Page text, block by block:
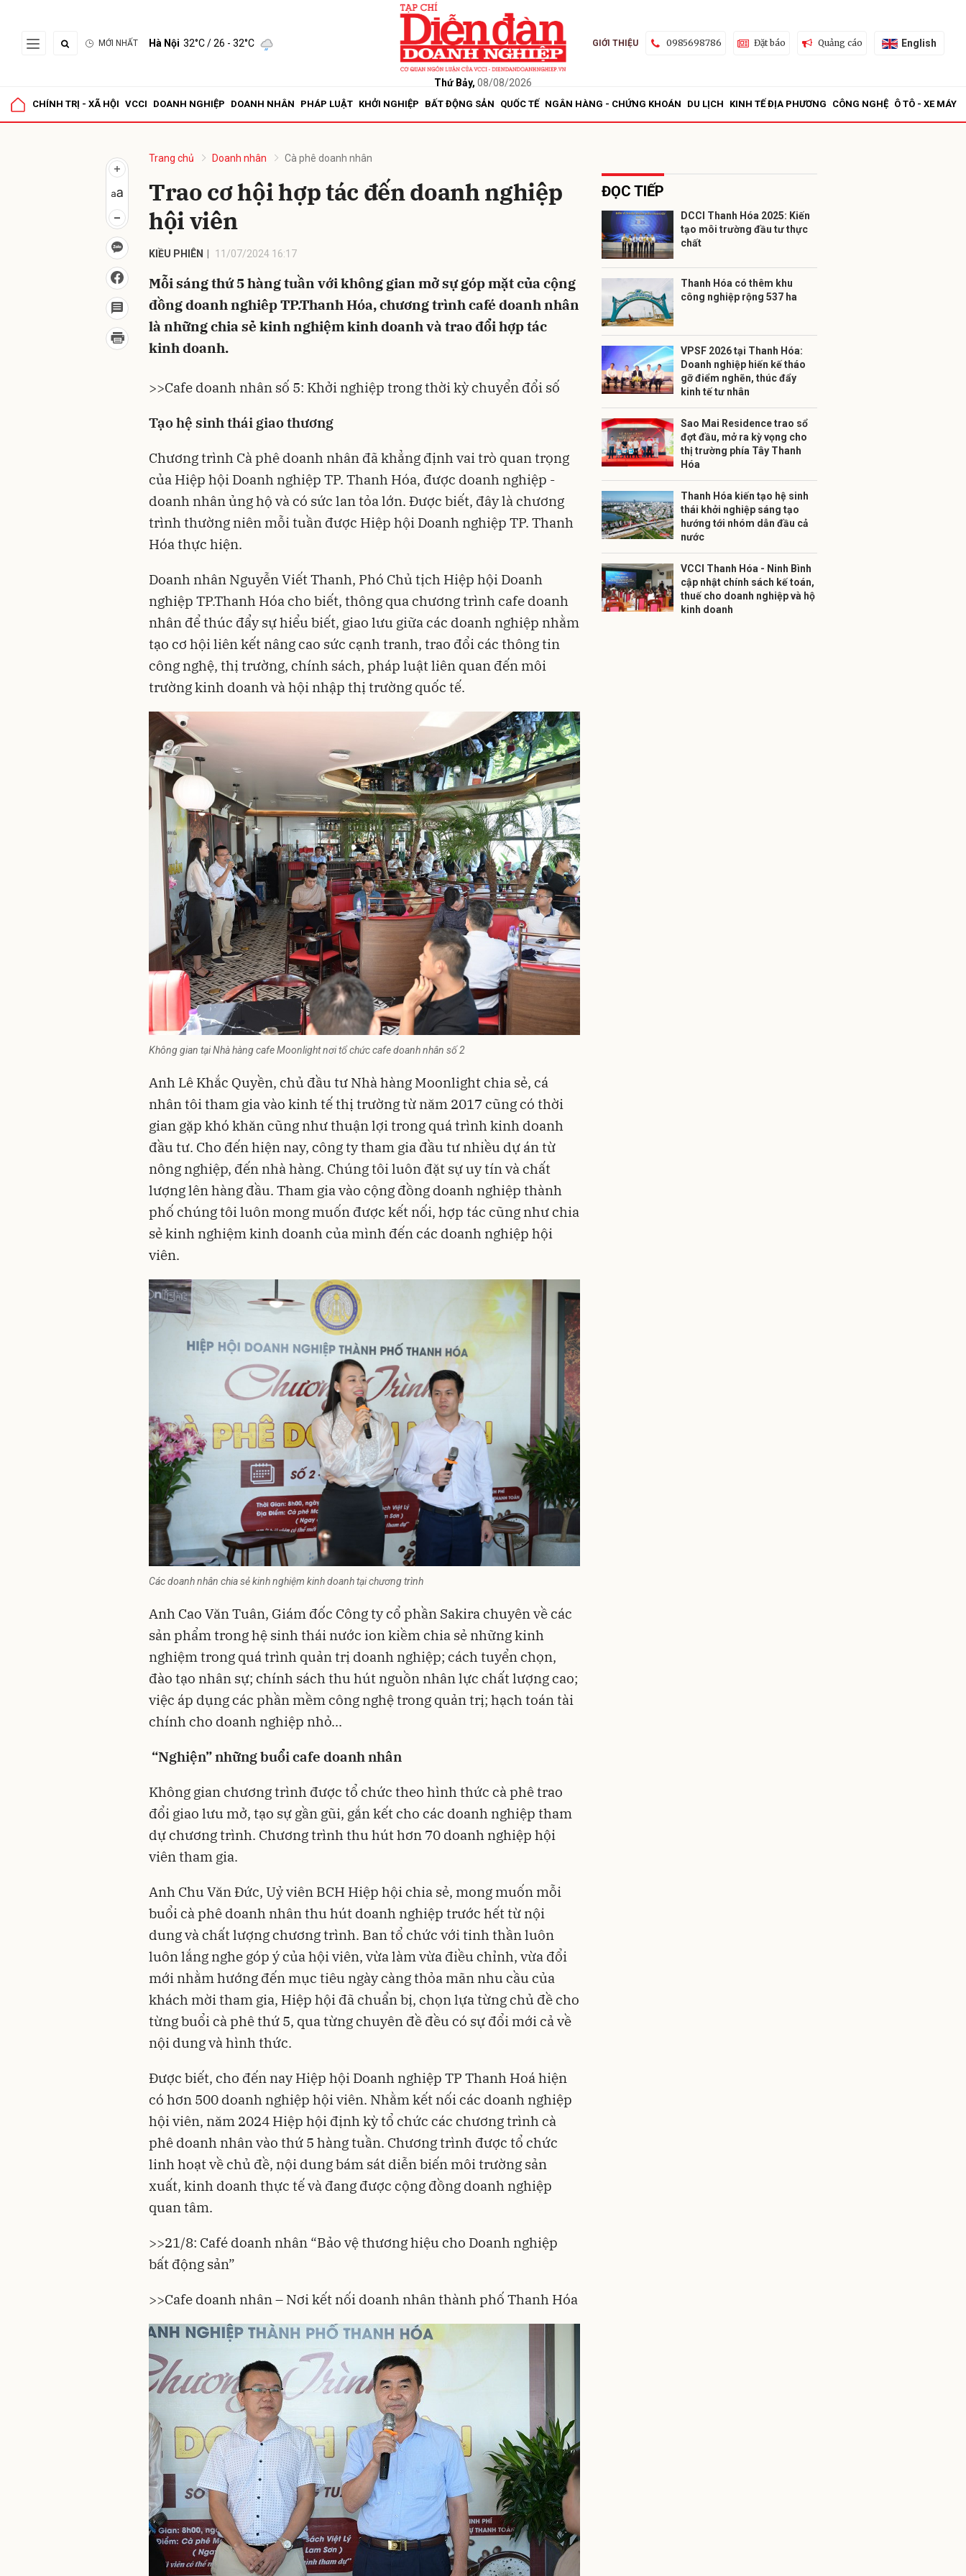
MỚI NHẤT Hà Nội 32°C/ 26 - 32°C
Thứ Bảy, 08/08/2026
GIỚI THIỆU 0985698786 Đặt báo Quảng cáo English
CHÍNH TRỊ - XÃ HỘI VCCI DOANH NGHIỆP DOANH NHÂN PHÁP LUẬT KHỞI NGHIỆP BẤT ĐỘNG SẢN QUỐC TẾ NGÂN HÀNG - CHỨNG KHOÁN DU LỊCH KINH TẾ ĐỊA PHƯƠNG CÔNG NGHỆ Ô TÔ - XE MÁY
Trang chủ Doanh nhân Cà phê doanh nhân
Trao cơ hội hợp tác đến doanh nghiệp
hội viên
KIỀU PHIÊN 11/07/2024 16:17
Mỗi sáng thứ 5 hàng tuần với không gian mở sự góp mặt của cộng
đồng doanh nghiêp TP.Thanh Hóa, chương trình café doanh nhân
là những chia sẻ kinh nghiệm kinh doanh và trao đổi hợp tác
kinh doanh.
>>Cafe doanh nhân số 5: Khởi nghiệp trong thời kỳ chuyển đổi số
Tạo hệ sinh thái giao thương
Chương trình Cà phê doanh nhân đã khẳng định vai trò quan trọng
của Hiệp hội Doanh nghiệp TP. Thanh Hóa, được doanh nghiệp -
doanh nhân ủng hộ và có sức lan tỏa lớn. Được biết, đây là chương
trình thường niên mỗi tuần được Hiệp hội Doanh nghiệp TP. Thanh
Hóa thực hiện.
Doanh nhân Nguyễn Viết Thanh, Phó Chủ tịch Hiệp hội Doanh
nghiệp TP.Thanh Hóa cho biết, thông qua chương trình cafe doanh
nhân để thúc đẩy sự hiểu biết, giao lưu giữa các doanh nghiệp nhằm
tạo cơ hội liên kết nâng cao sức cạnh tranh, trao đổi các thông tin
công nghệ, thị trường, chính sách, pháp luật liên quan đến môi
trường kinh doanh và hội nhập thị trường quốc tế.
Không gian tại Nhà hàng cafe Moonlight nơi tổ chức cafe doanh nhân số 2
Anh Lê Khắc Quyền, chủ đầu tư Nhà hàng Moonlight chia sẻ, cá
nhân tôi tham gia vào kinh tế thị trường từ năm 2017 cũng có thời
gian gặp khó khăn cũng như thuận lợi trong quá trình kinh doanh
đầu tư. Cho đến hiện nay, công ty tham gia đầu tư nhiều dự án từ
nông nghiệp, đến nhà hàng. Chúng tôi luôn đặt sự uy tín và chất
lượng lên hàng đầu. Tham gia vào cộng đồng doanh nghiệp thành
phố chúng tôi luôn mong muốn được kết nối, hợp tác cũng như chia
sẻ kinh nghiệm kinh doanh của mình đến các doanh nghiệp hội
viên.
Các doanh nhân chia sẻ kinh nghiệm kinh doanh tại chương trình
Anh Cao Văn Tuân, Giám đốc Công ty cổ phần Sakira chuyên về các
sản phẩm trong hệ sinh thái nước ion kiềm chia sẻ những kinh
nghiệm trong quá trình quản trị doanh nghiệp; cách tuyển chọn,
đào tạo nhân sự; chính sách thu hút nguồn nhân lực chất lượng cao;
việc áp dụng các phần mềm công nghệ trong quản trị; hạch toán tài
chính cho doanh nghiệp nhỏ...
“Nghiện” những buổi cafe doanh nhân
Không gian chương trình được tổ chức theo hình thức cà phê trao
đổi giao lưu mở, tạo sự gần gũi, gắn kết cho các doanh nghiệp tham
dự chương trình. Chương trình thu hút hơn 70 doanh nghiệp hội
viên tham gia.
Anh Chu Văn Đức, Uỷ viên BCH Hiệp hội chia sẻ, mong muốn mỗi
buổi cà phê doanh nhân thu hút doanh nghiệp trước hết từ nội
dung và chất lượng chương trình. Ban tổ chức với tinh thần luôn
luôn lắng nghe góp ý của hội viên, vừa làm vừa điều chỉnh, vừa đổi
mới nhằm hướng đến mục tiêu ngày càng thỏa mãn nhu cầu của
khách mời tham gia, Hiệp hội đã chuẩn bị, chọn lựa từng chủ đề cho
từng buổi cà phê thứ 5, qua từng chuyên đề đều có sự đổi mới cả về
nội dung và hình thức.
Được biết, cho đến nay Hiệp hội Doanh nghiệp TP Thanh Hoá hiện
có hơn 500 doanh nghiệp hội viên. Nhằm kết nối các doanh nghiệp
hội viên, năm 2024 Hiệp hội định kỳ tổ chức các chương trình cà
phê doanh nhân vào thứ 5 hàng tuần. Chương trình được tổ chức
linh hoạt về chủ đề, nội dung bám sát diễn biến môi trường sản
xuất, kinh doanh thực tế và đang được cộng đồng doanh nghiệp
quan tâm.
>>21/8: Café doanh nhân “Bảo vệ thương hiệu cho Doanh nghiệp
bất động sản”
>>Cafe doanh nhân – Nơi kết nối doanh nhân thành phố Thanh Hóa
ĐỌC TIẾP
DCCI Thanh Hóa 2025: Kiến
tạo môi trường đầu tư thực
chất
Thanh Hóa có thêm khu
công nghiệp rộng 537 ha
VPSF 2026 tại Thanh Hóa:
Doanh nghiệp hiến kế tháo
gỡ điểm nghẽn, thúc đẩy
kinh tế tư nhân
Sao Mai Residence trao sổ
đợt đầu, mở ra kỳ vọng cho
thị trường phía Tây Thanh
Hóa
Thanh Hóa kiến tạo hệ sinh
thái khởi nghiệp sáng tạo
hướng tới nhóm dẫn đầu cả
nước
VCCI Thanh Hóa - Ninh Bình
cập nhật chính sách kế toán,
thuế cho doanh nghiệp và hộ
kinh doanh
Gửi